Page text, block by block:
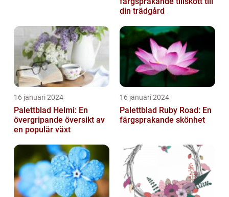
din trädgård
16 januari 2024
Palettblad Helmi: En
övergripande översikt av
en populär växt
16 januari 2024
Palettblad Ruby Road: En
färgsprakande skönhet